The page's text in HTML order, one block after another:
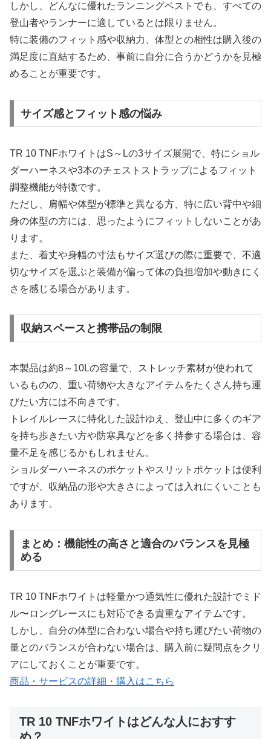
しかし、どんなに優れたランニングベストでも、すべての
登山者やランナーに適しているとは限りません。
特に装備のフィット感や収納力、体型との相性は購入後の
満足度に直結するため、事前に自分に合うかどうかを見極
めることが重要です。
サイズ感とフィット感の悩み
TR 10 TNFホワイトはS～Lの3サイズ展開で、特にショル
ダーハーネスや3本のチェストストラップによるフィット
調整機能が特徴です。
ただし、肩幅や体型が標準と異なる方、特に広い背中や細
身の体型の方には、思ったようにフィットしないことがあ
ります。
また、着丈や身幅の寸法もサイズ選びの際に重要で、不適
切なサイズを選ぶと装備が偏って体の負担増加や動きにく
さを感じる場合があります。
収納スペースと携帯品の制限
本製品は約8～10Lの容量で、ストレッチ素材が使われて
いるものの、重い荷物や大きなアイテムをたくさん持ち運
びたい方には不向きです。
トレイルレースに特化した設計ゆえ、登山中に多くのギア
を持ち歩きたい方や防寒具などを多く持参する場合は、容
量不足を感じるかもしれません。
ショルダーハーネスのポケットやスリットポケットは便利
ですが、収納品の形や大きさによっては入れにくいことも
あります。
まとめ：機能性の高さと適合のバランスを見極
める
TR 10 TNFホワイトは軽量かつ通気性に優れた設計でミド
ル〜ロングレースにも対応できる貴重なアイテムです。
しかし、自分の体型に合わない場合や持ち運びたい荷物の
量とのバランスが合わない場合は、購入前に疑問点をクリ
アにしておくことが重要です。
商品・サービスの詳細・購入はこちら
TR 10 TNFホワイトはどんな人におすす